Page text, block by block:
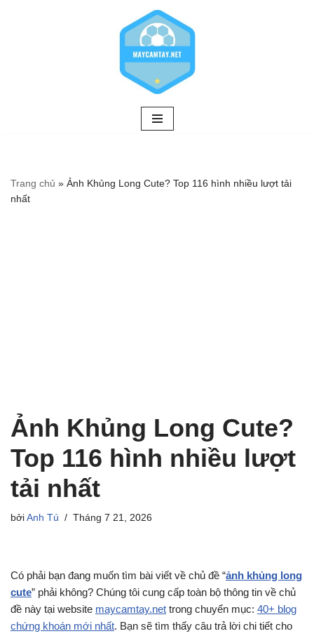
Trang chủ » Ảnh Khủng Long Cute? Top 116 hình nhiều lượt tải
nhất
Ảnh Khủng Long Cute?
Top 116 hình nhiều lượt
tải nhất
bởi Anh Tú Tháng 7 21, 2026
Có phải bạn đang muốn tìm bài viết về chủ đề “ảnh khủng long
cute” phải không? Chúng tôi cung cấp toàn bộ thông tin về chủ
đề này tại website maycamtay.net trong chuyển mục: 40+ blog
chứng khoán mới nhất. Bạn sẽ tìm thấy câu trả lời chi tiết cho